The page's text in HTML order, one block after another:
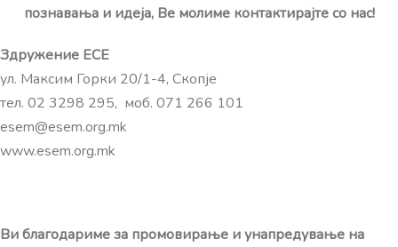
познавања и идеја, Ве молиме контактирајте со нас!
Здружение ЕСЕ
ул. Максим Горки 20/1-4, Скопје
тел. 02 3298 295, моб. 071 266 101
esem@esem.org.mk
www.esem.org.mk
Ви благодариме за промовирање и унапредување на